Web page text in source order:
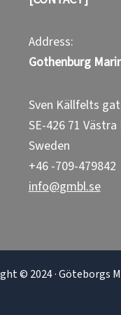
Address:
Gothenburg
Sven Källfelts
SE-426 71
Sweden
+46 -709-479842
info@gmbl.se
© 2024 · Göteborgs